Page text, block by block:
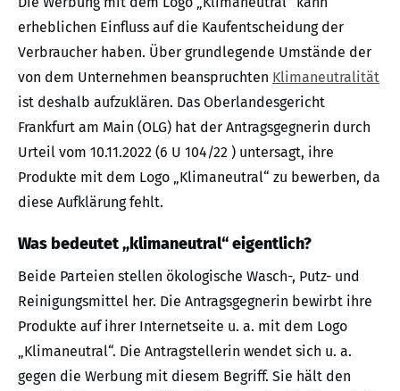
erheblichen Einfluss auf die Kaufentscheidung der
Verbraucher haben. Über grundlegende Umstände der
von dem Unternehmen beanspruchten Klimaneutralität
ist deshalb aufzuklären. Das Oberlandesgericht
Frankfurt am Main (OLG) hat der Antragsgegnerin durch
Urteil vom 10.11.2022 (6 U 104/22 ) untersagt, ihre
Produkte mit dem Logo „Klimaneutral“ zu bewerben, da
diese Aufklärung fehlt.
Was bedeutet „klimaneutral“ eigentlich?
Beide Parteien stellen ökologische Wasch-, Putz- und
Reinigungsmittel her. Die Antragsgegnerin bewirbt ihre
Produkte auf ihrer Internetseite u. a. mit dem Logo
„Klimaneutral“. Die Antragstellerin wendet sich u. a.
gegen die Werbung mit diesem Begriff. Sie hält den